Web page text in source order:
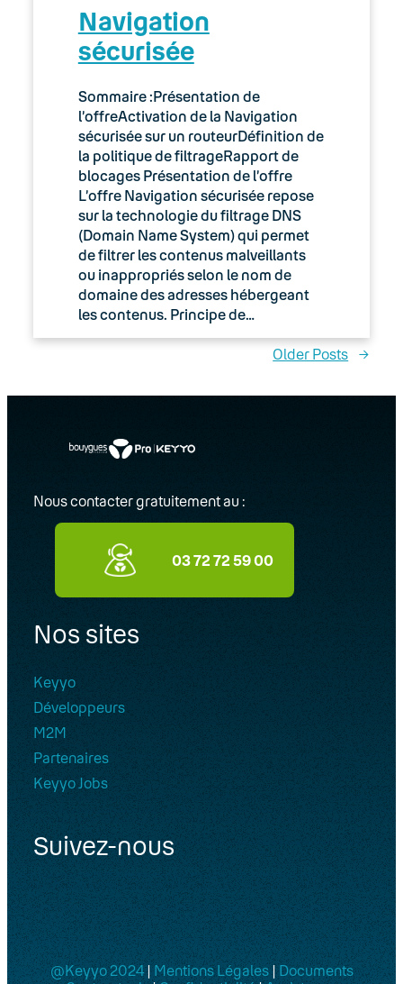
Navigation
sécurisée
Sommaire :Présentation de
l’offreActivation de la Navigation
sécurisée sur un routeurDéfinition de
la politique de filtrageRapport de
blocages Présentation de l’offre
L’offre Navigation sécurisée repose
sur la technologie du filtrage DNS
(Domain Name System) qui permet
de filtrer les contenus malveillants
ou inappropriés selon le nom de
domaine des adresses hébergeant
les contenus. Principe de…
Older Posts →
Nous contacter gratuitement au :
03 72 72 59 00
Nos sites
Keyyo
Développeurs
M2M
Partenaires
Keyyo Jobs
Suivez-nous
@Keyyo 2024| Mentions Légales|Documents